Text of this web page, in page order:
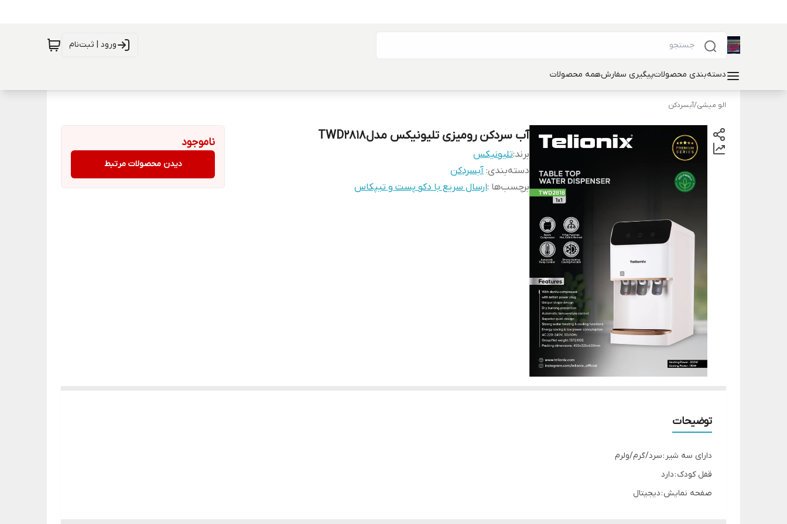
ورود | ثبت‌نام
دسته‌بندی محصولاتپیگیری سفارشهمه محصولات
الو میشی/آبسردکن
آب سردکن رومیزی تلیونیکس مدلTWD2818
برند:تلیونیکس
دسته‌بندی: آبسردکن
برچسب‌ها :ارسال سریع با دکو پست و تیپکاس
ناموجود
دیدن محصولات مرتبط
توضیحات
دارای سه شیر : سرد/گرم/ولرم
قفل کودک : دارد
صفحه نمایش : دیجیتال